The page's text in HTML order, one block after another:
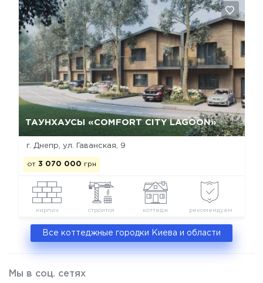
ТАУНХАУСЫ «COMFORT CITY LAGOON»
г. Днепр, ул. Гаванская, 9
от 3 070 000 грн
кирпич строится коттедж рекомендуем
Да, удалить
Все коттеджные городки Киева и области
Мы в соц. сетях